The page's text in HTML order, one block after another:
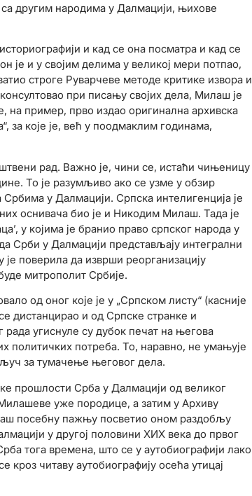
другим народима у Далмацији, њихове
и кад се она посматра и кад се
је и у својим делима у великој мери потпао,
строге Руварчеве методе критике извора и
при писању својих дела, Милаш је
на пример, прво издао оригинална архивска
за које је, већ у поодмаклим годинама,
рад. Важно је, чини се, истаћи чињеницу
То је разумљиво ако се узме у обзир
у Далмацији. Српска интелигенција је
оснивача био је и Никодим Милаш. Тада је
у којима је бранио право српског народа у
Срби у Далмацији представљају интегрални
поверила да изврши реорганизацију
митрополит Србије.
од оног које је у „Српском листу“ (касније
дистанцирао и од Српске странке и
угиснуле су дубок печат на његова
политичких потреба. То, наравно, не умањује
за тумачење његовог дела.
прошлости Срба у Далмацији од великог
уже породице, а затим у Архиву
посебну пажњу посветио оном раздобљу
у другој половини XИX века до првог
тога времена, што се у аутобиографији лако
читаву аутобиографију осећа утицај